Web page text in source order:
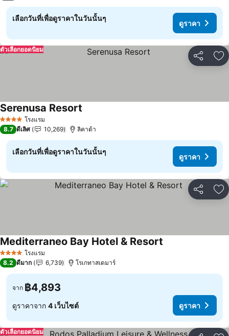
เลือกวันที่เพื่อดูราคาในวันนั้นๆ
ดูราคา
แชร์ เ
ตัวเลือกยอดนิยม
4 ดาว โรงแรม
Serenusa Resort
8.7 ดีเลิศ 10,269 ลิคาต้า
เลือกวันที่เพื่อดูราคาในวันนั้นๆ
ดูราคา
แชร์ เ
4 ดาว โรงแรม
Mediterraneo Bay Hotel & Resort
8.2 ดีมาก 6,739 โรเกทาสเดมาร์
จาก ฿4,893
ดูราคาจาก 4 เว็บไซต์ ดูราคา
ตัวเลือกยอดนิยม